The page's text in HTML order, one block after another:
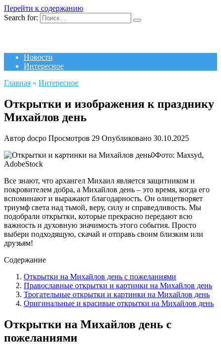
Перейти к содержанию
Search for:
Новости
Интересное
Главная » Интересное
Открытки и изображения к празднику
Михайлов день
Автор docpo Просмотров 29 Опубликовано 30.10.2025
Фото: Maxsyd,
AdobeStock
Все знают, что архангел Михаил является защитником и
покровителем добра, а Михайлов день – это время, когда его
вспоминают и выражают благодарность. Он олицетворяет
триумф света над тьмой, веру, силу и справедливость. Мы
подобрали открытки, которые прекрасно передают всю
важность и духовную значимость этого события. Просто
выбери подходящую, скачай и отправь своим близким или
друзьям!
Содержание
Открытки на Михайлов день с пожеланиями
Православные открытки и картинки на Михайлов день
Трогательные открытки и картинки на Михайлов день
Оригинальные и красивые открытки на Михайлов день
Открытки на Михайлов день с
пожеланиями